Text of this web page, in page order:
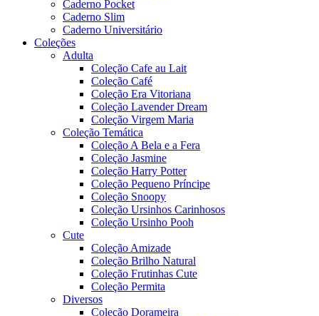
Caderno Pocket
Caderno Slim
Caderno Universitário
Coleções
Adulta
Coleção Cafe au Lait
Coleção Café
Coleção Era Vitoriana
Coleção Lavender Dream
Coleção Virgem Maria
Coleção Temática
Coleção A Bela e a Fera
Coleção Jasmine
Coleção Harry Potter
Coleção Pequeno Príncipe
Coleção Snoopy
Coleção Ursinhos Carinhosos
Coleção Ursinho Pooh
Cute
Coleção Amizade
Coleção Brilho Natural
Coleção Frutinhas Cute
Coleção Permita
Diversos
Coleção Dorameira